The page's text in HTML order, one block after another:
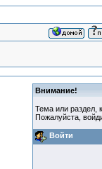
Внимание!
Тема или раздел,
Пожалуйста,
Войти